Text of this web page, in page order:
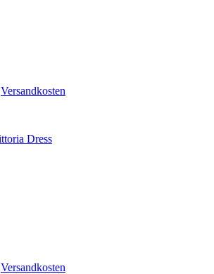
Versandkosten
Versandkosten